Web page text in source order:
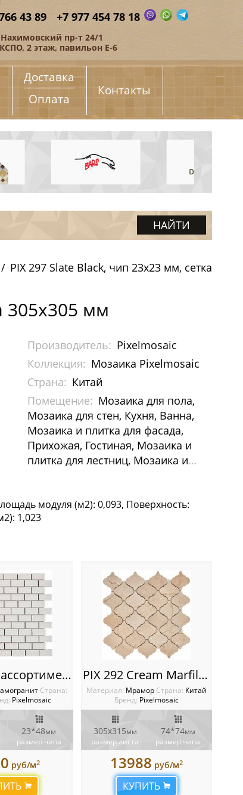
43 89 +7 977 454 78 18
пр-т 24/1
2 этаж, павильон Е-6
Доставка
Оплата
Контакты
PIX 297 Slate Black, чип 23х23 мм, сетка
305х305 мм
Производитель: Pixelmosaic
Коллекция: Мозаика Pixelmosaic
Страна: Китай
Помещение: Мозаика для пола,
Мозаика для стен, Кухня, Ванна,
Мозаика и плитка для фасада,
Прихожая, Гостиная, Мозаика и
плитка для лестниц, Мозаика и
Картины и панно из мозаики,
Галька
модуля (м2): 0,093, Поверхность:
1,023
Вывод из ассортимента PIX600 из керамогранита, чип 23х48 мм, сетка 300х300х7 мм
Cтрана:
Pixelmosaic
23*48мм
размер чипа
руб/м2
PIX 292 Cream Marfil, чип 74x74 мм, сетка 305х315x8 мм, Полированная
Материал: Мрамор Cтрана: Китай
Бренд: Pixelmosaic
305х315мм
размер листа
74*74мм
размер чипа
13988 руб/м2
КУПИТЬ